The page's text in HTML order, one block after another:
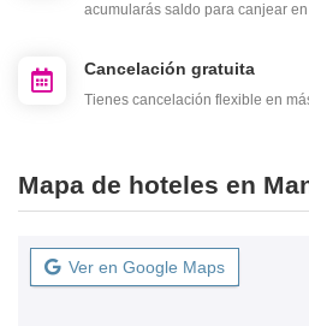
acumularás saldo para canjear
Cancelación gratuita
Tienes cancelación flexible en
Mapa de hoteles en
Ver en Google Maps